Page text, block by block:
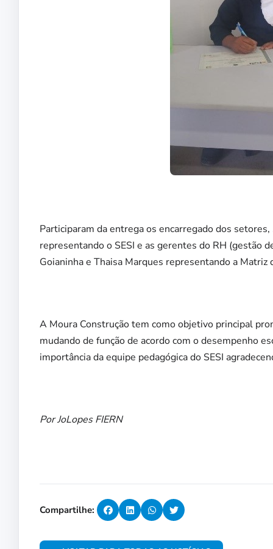
Participaram da entrega os encarregado dos
representando o SESI e as gerentes do RH (gestão
Goianinha e Thaisa Marques representando a Matriz
A Moura Construção tem como objetivo principal
mudando de função de acordo com o desempenho
importância da equipe pedagógica do SESI
Por JoLopes FIERN
Compartilhe: